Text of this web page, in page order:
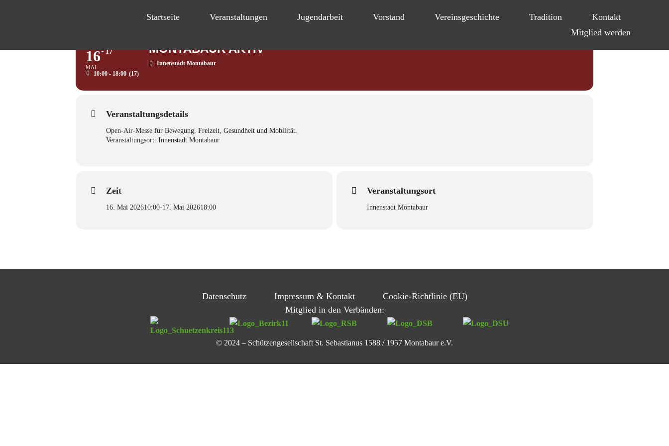
Startseite Veranstaltungen Jugendarbeit Vorstand Vereinsgeschichte Tradition
Kontakt
Mitglied werden
MONTABAUR AKTIV
16
MAI
17
10:00 - 18:00 (17)
MONTABAUR AKTIV
Innenstadt Montabaur
Veranstaltungsdetails
Open-Air-Messe für Bewegung, Freizeit, Gesundheit und Mobilität.
Veranstaltungsort: Innenstadt Montabaur
Zeit
16. Mai 202610:00-17. Mai 202618:00
Veranstaltungsort
Innenstadt Montabaur
Datenschutz Impressum & Kontakt
Cookie-Richtlinie (EU)
Mitglied in den Verbänden:
© 2024 – Schützengesellschaft St. Sebastianus 1588 / 1957 Montabaur e.V.